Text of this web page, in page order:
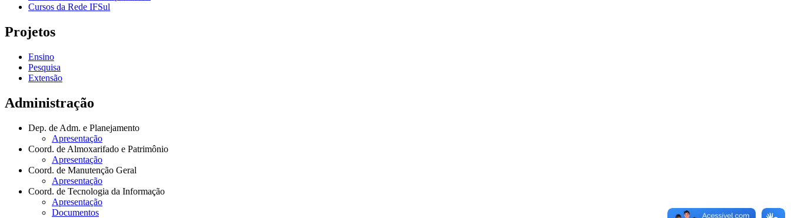
Cursos da Rede IFSul
Projetos
Ensino
Pesquisa
Extensão
Administração
Dep. de Adm. e Planejamento
Apresentação
Coord. de Almoxarifado e Patrimônio
Apresentação
Coord. de Manutenção Geral
Apresentação
Coord. de Tecnologia da Informação
Apresentação
Documentos